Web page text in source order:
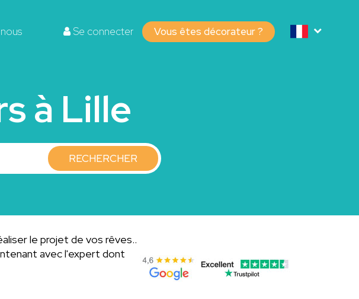
Se connecter Vous êtes décorateur ?
à Lille
RECHERCHER
le projet de vos rêves..
avec l'expert dont